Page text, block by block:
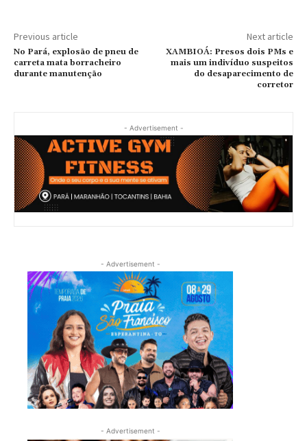
Previous article
No Pará, explosão de pneu de
carreta mata borracheiro
durante manutenção
Next article
XAMBIOÁ: Presos dois PMs e
mais um indivíduo suspeitos
do desaparecimento de
corretor
- Advertisement -
- Advertisement -
- Advertisement -